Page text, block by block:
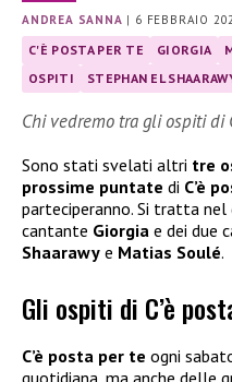
ANDREA SANNA | 6 FEBBRAIO
C'È POSTA PER TE GIORGIA
OSPITI
STEPHAN EL
Chi vedremo tra gli ospiti di
Sono stati svelati altri tre
prossime puntate di C’è
parteciperanno. Si tratta
cantante Giorgia e dei due
Shaarawy e Matias Soulé.
Gli ospiti di C’è
C’è posta per te ogni
quotidiana, ma anche delle